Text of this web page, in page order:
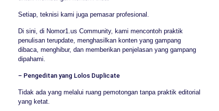
Setiap, teknisi kami juga pemasar profesional.
Di sini, di Nomor1.us Community, kami mencontoh praktik
penulisan terupdate, menghasilkan konten yang gampang
dibaca, menghibur, dan memberikan penjelasan yang gampang
dipahami.
– Pengeditan yang Lolos Duplicate
Tidak ada yang melalui ruang pemotongan tanpa praktik editorial
yang ketat.